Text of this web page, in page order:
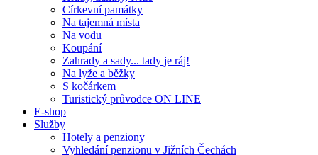
Církevní památky
Na tajemná místa
Na vodu
Koupání
Zahrady a sady... tady je ráj!
Na lyže a běžky
S kočárkem
Turistický průvodce ON LINE
E-shop
Služby
Hotely a penziony
Vyhledání penzionu v Jižních Čechách